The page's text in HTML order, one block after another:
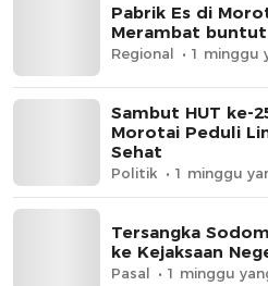
Pabrik Es di
Merambat
Regional 1 minggu
Sambut HUT ke-
Morotai Peduli
Sehat
Politik 1 minggu
Tersangka
ke Kejaksaan
Pasal 1 minggu